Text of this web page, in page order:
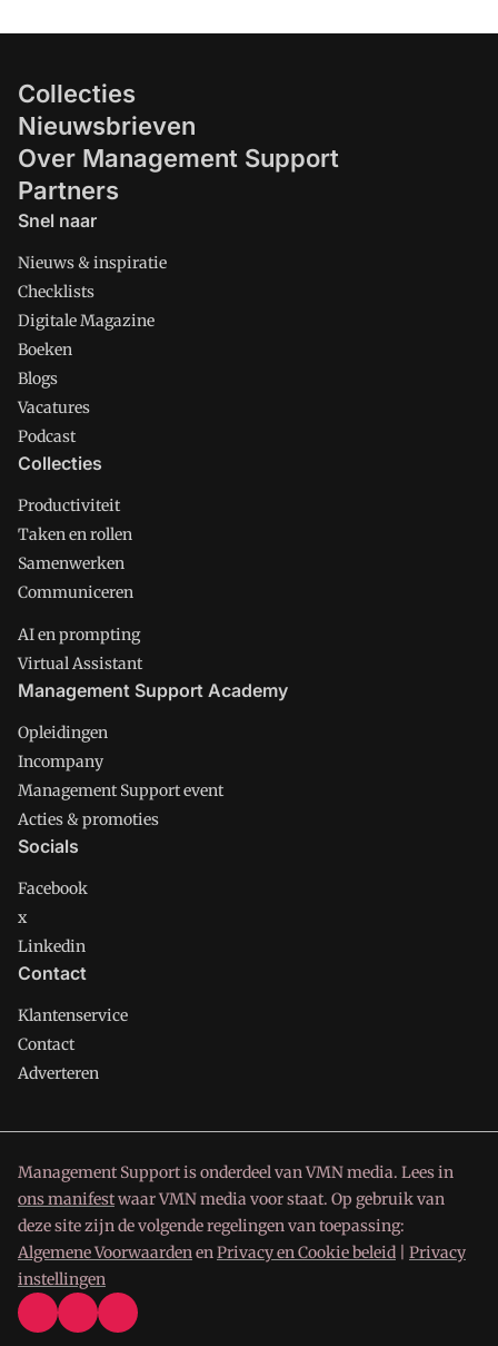
Collecties
Nieuwsbrieven
Over Management Support
Partners
Snel naar
Nieuws & inspiratie
Checklists
Digitale Magazine
Boeken
Blogs
Vacatures
Podcast
Collecties
Productiviteit
Taken en rollen
Samenwerken
Communiceren
AI en prompting
Virtual Assistant
Management Support Academy
Opleidingen
Incompany
Management Support event
Acties & promoties
Socials
Facebook
x
Linkedin
Contact
Klantenservice
Contact
Adverteren
Management Support is onderdeel van VMN media. Lees in
ons manifestwaar VMN media voor staat. Op gebruik van
deze site zijn de volgende regelingen van toepassing:
Algemene VoorwaardenenPrivacy en Cookie beleid
Privacy
instellingen